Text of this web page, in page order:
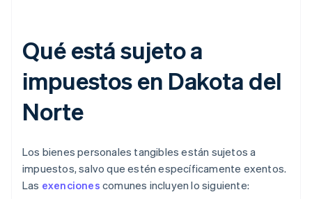
Qué está sujeto a
impuestos en Dakota del
Norte
Los bienes personales tangibles están sujetos a
impuestos, salvo que estén específicamente exentos.
Las exenciones comunes incluyen lo siguiente: